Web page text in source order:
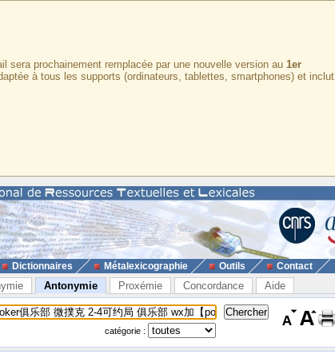
prochainement remplacée par une nouvelle version au 1er
à tous les supports (ordinateurs, tablettes, smartphones) et inclut
Dictionnaires Métalexicographie Outils Contact
Antonymie Proxémie Concordance Aide
catégorie :